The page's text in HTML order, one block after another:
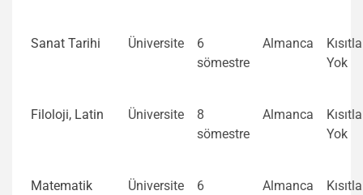
Sanat Tarihi Üniversite
6
sömestre
Almanca
Yok
Filoloji, Latin Üniversite
8
sömestre
Almanca
Yok
Matematik Üniversite
6
Almanca